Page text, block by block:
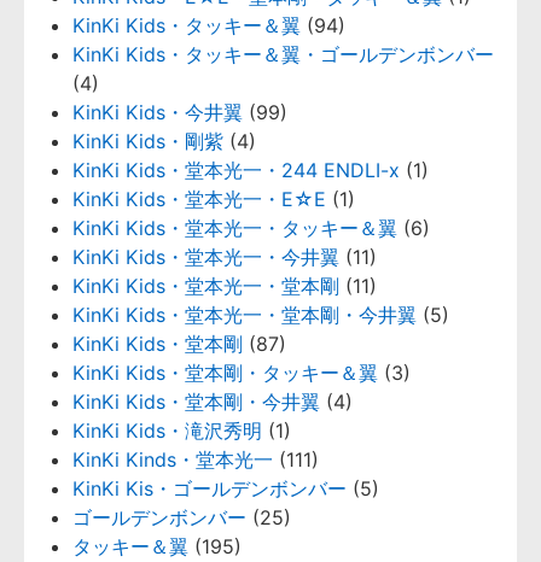
KinKi Kids・タッキー＆翼 (94)
KinKi Kids・タッキー＆翼・ゴールデンボンバー
(4)
KinKi Kids・今井翼 (99)
KinKi Kids・剛紫 (4)
KinKi Kids・堂本光一・244 ENDLI-x (1)
KinKi Kids・堂本光一・E☆E (1)
KinKi Kids・堂本光一・タッキー＆翼 (6)
KinKi Kids・堂本光一・今井翼 (11)
KinKi Kids・堂本光一・堂本剛 (11)
KinKi Kids・堂本光一・堂本剛・今井翼 (5)
KinKi Kids・堂本剛 (87)
KinKi Kids・堂本剛・タッキー＆翼 (3)
KinKi Kids・堂本剛・今井翼 (4)
KinKi Kids・滝沢秀明 (1)
KinKi Kinds・堂本光一 (111)
KinKi Kis・ゴールデンボンバー (5)
ゴールデンボンバー (25)
タッキー＆翼 (195)